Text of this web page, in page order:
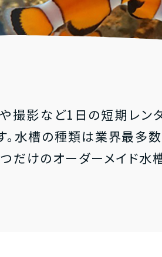
や撮影など1日の短期レン
水槽の種類は業界最多数
だけのオーダーメイド水